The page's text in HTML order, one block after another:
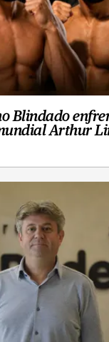
Blindado
Arthur